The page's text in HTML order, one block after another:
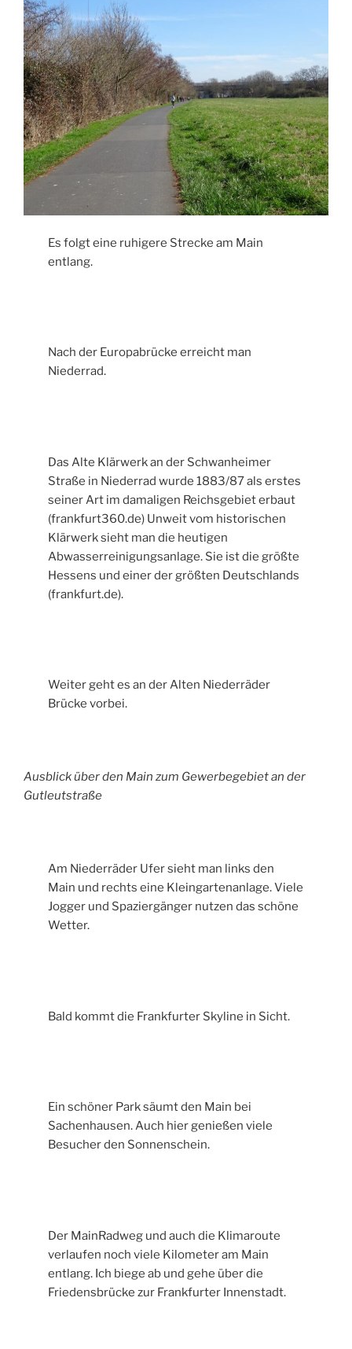
Es folgt eine ruhigere Strecke am Main
entlang.
Nach der Europabrücke erreicht man
Niederrad.
Das Alte Klärwerk an der Schwanheimer
Straße in Niederrad wurde 1883/87 als erstes
seiner Art im damaligen Reichsgebiet erbaut
(frankfurt360.de) Unweit vom historischen
Klärwerk sieht man die heutigen
Abwasserreinigungsanlage. Sie ist die größte
Hessens und einer der größten Deutschlands
(frankfurt.de).
Weiter geht es an der Alten Niederräder
Brücke vorbei.
Ausblick über den Main zum Gewerbegebiet an der
Gutleutstraße
Am Niederräder Ufer sieht man links den
Main und rechts eine Kleingartenanlage. Viele
Jogger und Spaziergänger nutzen das schöne
Wetter.
Bald kommt die Frankfurter Skyline in Sicht.
Ein schöner Park säumt den Main bei
Sachenhausen. Auch hier genießen viele
Besucher den Sonnenschein.
Der MainRadweg und auch die Klimaroute
verlaufen noch viele Kilometer am Main
entlang. Ich biege ab und gehe über die
Friedensbrücke zur Frankfurter Innenstadt.